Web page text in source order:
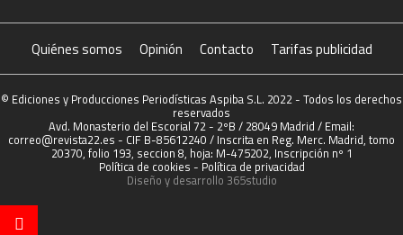
Quiénes somos Opinión Contacto Tarifas publicidad
© Ediciones y Producciones Periodísticas Aspiba S.L. 2022 - Todos los derechos
reservados
Avd. Monasterio del Escorial 72 - 2ºB / 28049 Madrid / Email:
correo@revista22.es - CIF B-85612240 / Inscrita en Reg. Merc. Madrid, tomo
20370, folio 193, seccion 8, hoja: M-475202, Inscripción nº 1
Política de cookies - Política de privacidad
Diseño y desarrollo 365studio